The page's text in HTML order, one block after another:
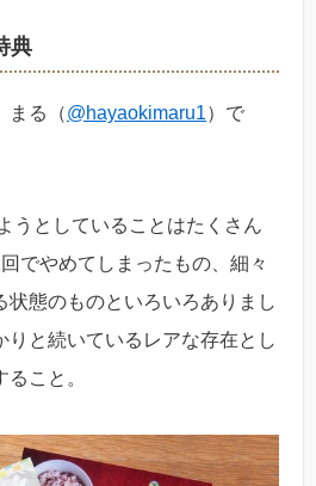
典
まる（@hayaokimaru1）で
うとしていることはたくさん
でやめてしまったもの、細々
状態のものといろいろありまし
りと続いているレアな存在とし
こと。